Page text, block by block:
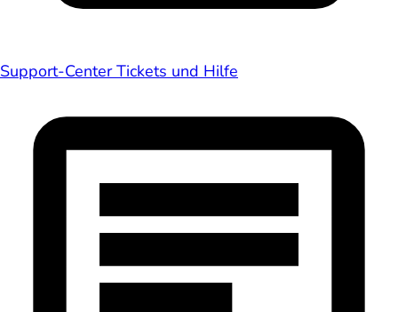
Support-Center Tickets und Hilfe